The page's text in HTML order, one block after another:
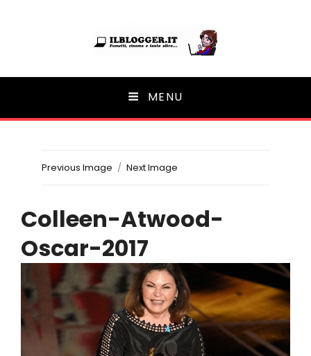
Ilblogger.it
Il portalino di blog | MENU
Previous Image Next Image
Colleen-Atwood-
Oscar-2017